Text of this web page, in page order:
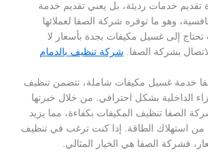
تقديم خدمات رديئة، بل يعني تقديم خدمة
وهو ما توفره شركة الصفا لعملائها
تحتاج إلى غسيل مكيفات بجدة بأسعار لا
بشركة الصفا. شركة تنظيف بالدمام
خدمة غسيل مكيفات شاملة، تتضمن تنظيف
الداخلية بشكل احترافي. من خلال خبرتها
الصفا تنظيف المكيفات بكفاءة، مما يزيد
من استهلاك الطاقة. إذا كنت ترغب في تنظيف
فشركة الصفا هي الخيار المثالي.